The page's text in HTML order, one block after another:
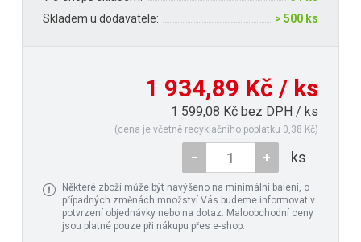
Skladem u dodavatele:
> 500 ks
1 934,89 Kč / ks
1 599,08 Kč bez DPH / ks
(cena je včetně recyklačního poplatku 0,38 Kč)
ks
Některé zboží může být navýšeno na minimální balení, o
případných změnách množství Vás budeme informovat v
potvrzení objednávky nebo na dotaz. Maloobchodní ceny
jsou platné pouze při nákupu přes e-shop.